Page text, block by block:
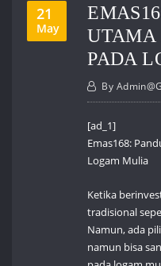
21
May
UTAMA
PADA
By
[ad_1]
Emas168:
Logam Mulia
Ketika
tradisional
Namun, ada
namun bisa